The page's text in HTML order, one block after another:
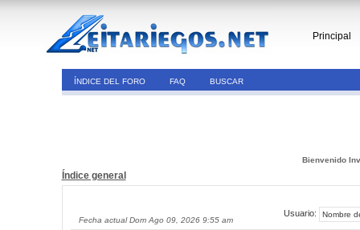
Principal
ÍNDICE DEL FORO FAQ BUSCAR
Bienvenido
Índice general
Fecha actual Dom Ago 09, 2026 9:55 am
Usuario: